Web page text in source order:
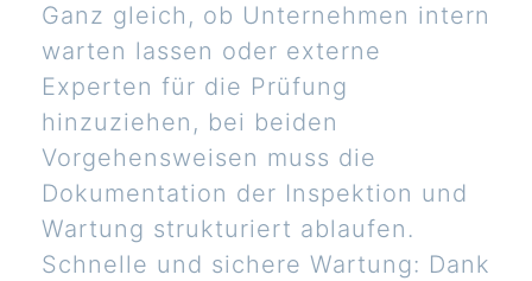
Ganz gleich, ob Unternehmen intern
warten lassen oder externe
Experten für die Prüfung
hinzuziehen, bei beiden
Vorgehensweisen muss die
Dokumentation der Inspektion und
Wartung strukturiert ablaufen.
Schnelle und sichere Wartung: Dank